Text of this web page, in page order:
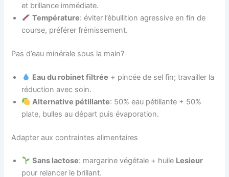
et brillance immédiate.
Température: éviter l’ébullition agressive en fin de
course, préférer frémissement.
Pas d’eau minérale sous la main?
Eau du robinet filtrée + pincée de sel fin; travailler la
réduction avec soin.
Alternative pétillante: 50% eau pétillante + 50%
plate, bulles au départ puis évaporation.
Adapter aux contraintes alimentaires
Sans lactose: margarine végétale + huile Lesieur
pour relancer le brillant.